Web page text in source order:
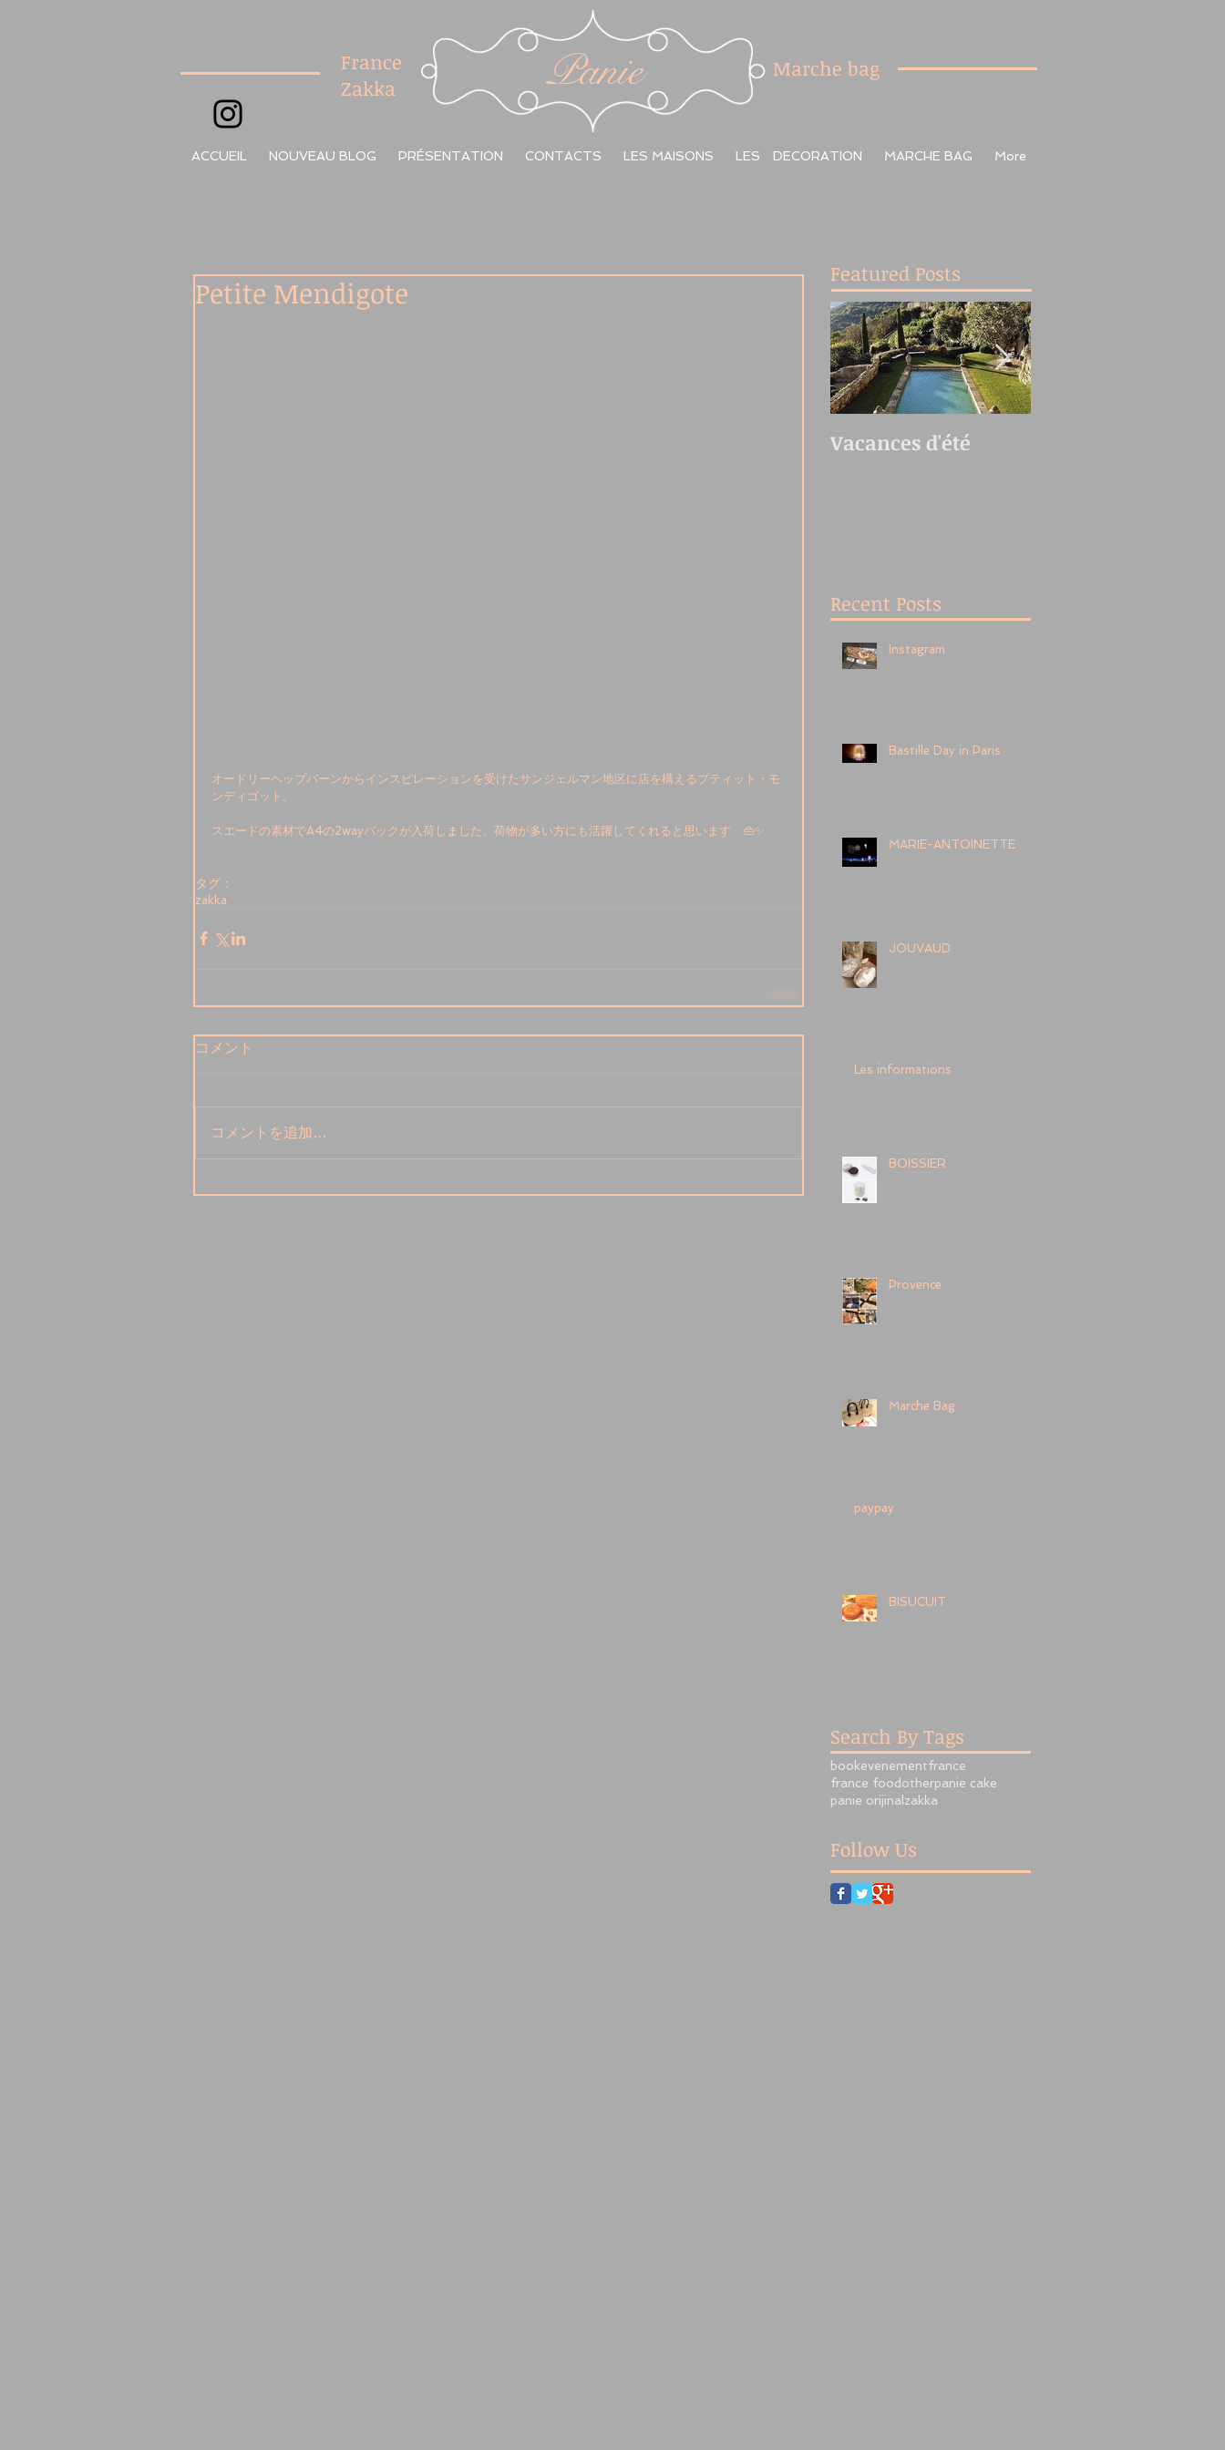
Panie
France
Zakka
Marche bag
ACCUEIL NOUVEAU BLOG PRÉSENTATION CONTACTS LES MAISONS LES DECORATION MARCHE BAG More
Petite Mendigote
オードリーヘップバーンからインスピレーションを受けたサンジェルマン地区に店を構えるプティット・モ
ンディゴット。
スエードの素材でA4の2wayバックが入荷しました。荷物が多い方にも活躍してくれると思います　👜✨
タグ：
zakka
コメント
コメントを追加…
Featured Posts
Vacances d'été
Recent Posts
Instagram
Bastille Day in Paris
MARIE-ANTOINETTE
JOUVAUD
Les informations
BOISSIER
Provence
Marche Bag
paypay
BISUCUIT
Search By Tags
bookevenementfrance
france foodotherpanie cake
panie orijinal zakka
Follow Us